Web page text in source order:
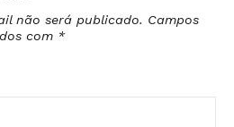
não será publicado. Campos
com *